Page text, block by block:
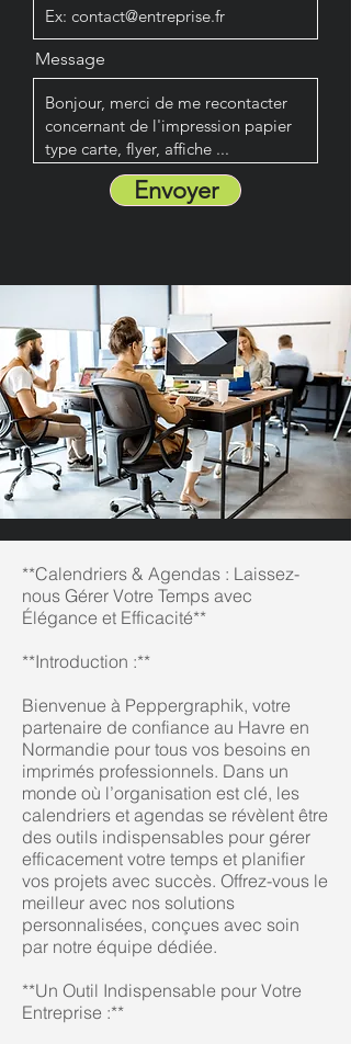
Message
Envoyer
**Calendriers & Agendas : Laissez-
nous Gérer Votre Temps avec
Élégance et Efficacité**
**Introduction :**
Bienvenue à Peppergraphik, votre
partenaire de confiance au Havre en
Normandie pour tous vos besoins en
imprimés professionnels. Dans un
monde où l’organisation est clé, les
calendriers et agendas se révèlent être
des outils indispensables pour gérer
efficacement votre temps et planifier
vos projets avec succès. Offrez-vous le
meilleur avec nos solutions
personnalisées, conçues avec soin
par notre équipe dédiée.
**Un Outil Indispensable pour Votre
Entreprise :**